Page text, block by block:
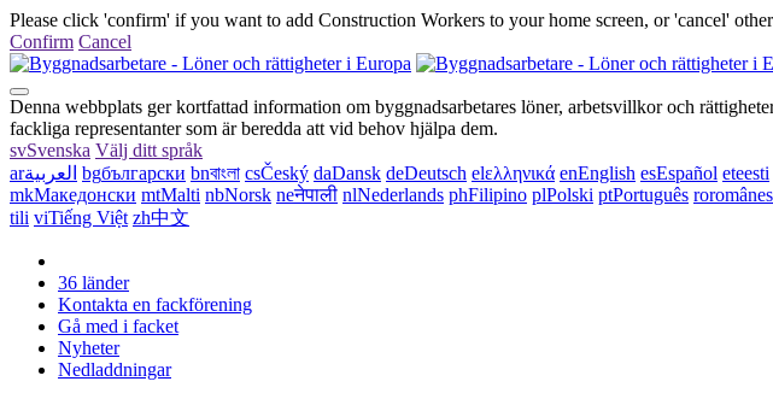
Please click 'confirm' if you want to add Construction Workers to your home screen, or 'cancel'
Confirm Cancel
Denna webbplats ger kortfattad information om byggnadsarbetares löner, arbetsvillkor och
fackliga representanter som är beredda att vid behov hjälpa dem.
svSvenska Välj ditt språk
arالعربية bgбългарски bnবাংলা csČeský daDansk deDeutsch elελληνικά enEnglish esEspañol eteesti
mkМакедонски mtMalti nbNorsk neनेपाली nlNederlands phFilipino plPolski ptPortuguês ro
tili viTiếng Việt zh中文
36 länder
Kontakta en fackförening
Gå med i facket
Nyheter
Nedladdningar